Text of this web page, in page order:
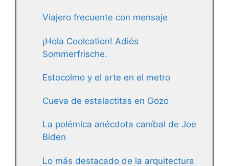
Viajero frecuente con mensaje
¡Hola Coolcation! Adiós
Sommerfrische.
Estocolmo y el arte en el metro
Cueva de estalactitas en Gozo
La polémica anécdota caníbal de Joe
Biden
Lo más destacado de la arquitectura